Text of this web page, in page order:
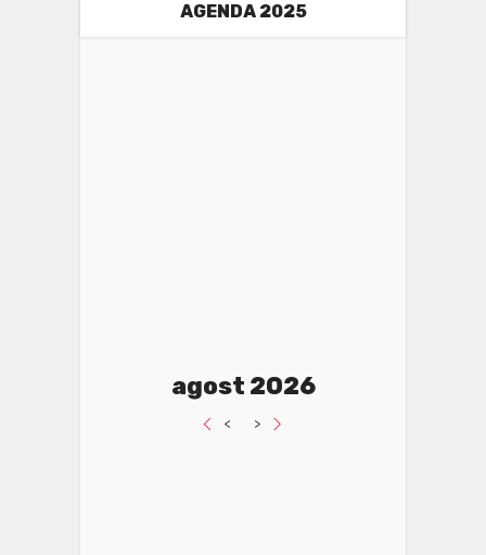
AGENDA 2025
<
agost 2026
>